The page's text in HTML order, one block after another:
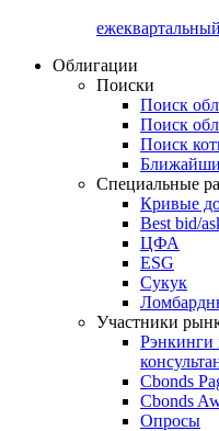
Облигации
Поиски
Поиск
Поиск
Поиск
Специальные
Кривые
Best bid/
ЦФА
ESG
Сукук
Участники
Рэнкинги
Cbonds
Cbonds
Опросы